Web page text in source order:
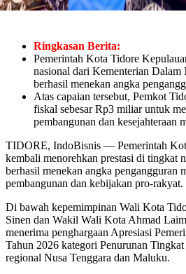
Ringkasan Berita:
Pemerintah Kota Tidore
nasional dari Kementerian Dalam
berhasil menekan angka
Atas capaian tersebut, Pemkot
fiskal sebesar Rp3 miliar untuk
pembangunan dan kesejahteraan
TIDORE, IndoBisnis — Pemerintah
kembali menorehkan prestasi di tingkat
berhasil menekan angka pengangguran
pembangunan dan kebijakan pro-rakyat.
Di bawah kepemimpinan Wali Kota
Sinen dan Wakil Wali Kota Ahmad
menerima penghargaan Apresiasi
Tahun 2026 kategori Penurunan
regional Nusa Tenggara dan Maluku.